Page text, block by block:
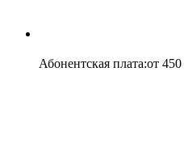
Абонентская плата:от 450